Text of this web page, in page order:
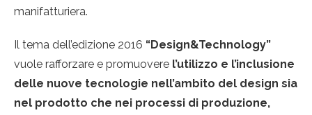
manifatturiera.
Il tema dell’edizione 2016 “Design&Technology”
vuole rafforzare e promuovere l’utilizzo e l’inclusione
delle nuove tecnologie nell’ambito del design sia
nel prodotto che nei processi di produzione,